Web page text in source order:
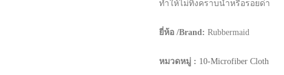
ทำให้ไม่ทิ้งคราบน้ำหรือรอยด่า
ยี่ห้อ /Brand: Rubbermaid
หมวดหมู่ : 10-Microfiber Cloth